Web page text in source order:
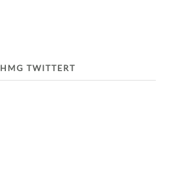
HMG TWITTERT